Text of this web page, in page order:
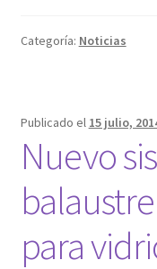
Categoría: Noticias
Publicado el 15 julio,
Nuevo
para